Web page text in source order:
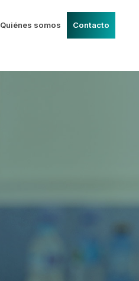
Quiénes somos Contacto